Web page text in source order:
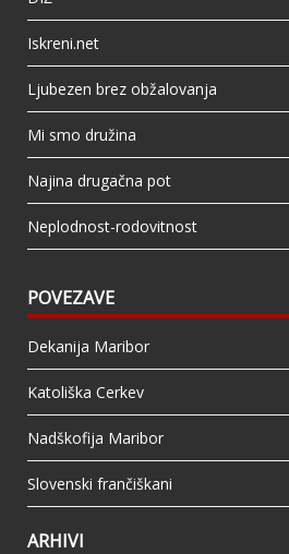
Iskreni.net
Ljubezen brez obžalovanja
Mi smo družina
Najina drugačna pot
Neplodnost-rodovitnost
POVEZAVE
Dekanija Maribor
Katoliška Cerkev
Nadškofija Maribor
Slovenski frančiškani
ARHIVI